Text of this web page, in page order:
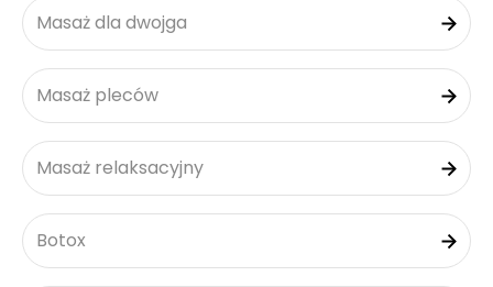
Masaż dla dwojga
Masaż pleców
Masaż relaksacyjny
Botox